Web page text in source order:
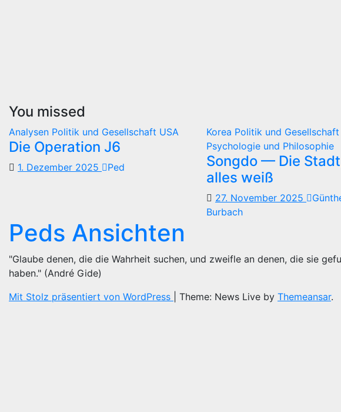
You missed
Analysen Politik und Gesellschaft USA
Die Operation J6
1. Dezember 2025 Ped
Korea Politik und Gesellschaft
Psychologie und Philosophie
Songdo — Die
alles weiß
27. November 2025
Burbach
Peds Ansichten
"Glaube denen, die die Wahrheit suchen, und zweifle an denen, die sie
haben." (André Gide)
Mit Stolz präsentiert von WordPress
Theme: News Live by Themeansar.